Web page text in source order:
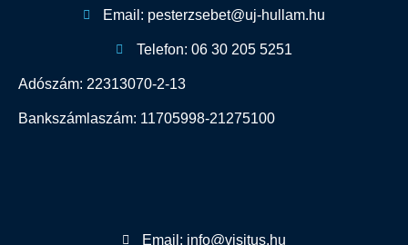
Email: pesterzsebet@uj-hullam.hu
Telefon: 06 30 205 5251
Adószám: 22313070-2-13
Bankszámlaszám: 11705998-21275100
Email: info@visitus.hu